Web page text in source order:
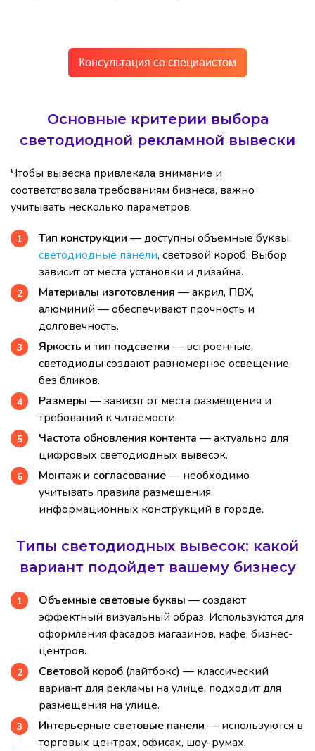
Консультация со специаистом
Основные критерии выбора
светодиодной рекламной вывески
Чтобы вывеска привлекала внимание и
соответствовала требованиям бизнеса, важно
учитывать несколько параметров.
Тип конструкции — доступны объемные буквы,
светодиодные панели, световой короб. Выбор
зависит от места установки и дизайна.
Материалы изготовления — акрил, ПВХ,
алюминий — обеспечивают прочность и
долговечность.
Яркость и тип подсветки — встроенные
светодиоды создают равномерное освещение
без бликов.
Размеры — зависят от места размещения и
требований к читаемости.
Частота обновления контента — актуально для
цифровых светодиодных вывесок.
Монтаж и согласование— необходимо
учитывать правила размещения
информационных конструкций в городе.
Типы светодиодных вывесок: какой
вариант подойдет вашему бизнесу
Объемные световые буквы — создают
эффектный визуальный образ. Используются для
оформления фасадов магазинов, кафе, бизнес-
центров.
Световой короб (лайтбокс) — классический
вариант для рекламы на улице, подходит для
размещения на улице.
Интерьерные световые панели — используются в
торговых центрах, офисах, шоу-румах.